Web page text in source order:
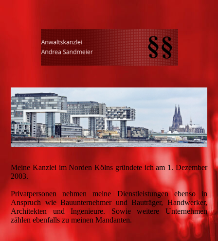
Meine Kanzlei im Norden Kölns gründete ich am 1. Dezember
2003.
Privatpersonen nehmen meine Dienstleistungen ebenso in
Anspruch wie Bauunternehmer und Bauträger, Handwerker,
Architekten und Ingenieure. Sowie weitere Unternehmen
zählen ebenfalls zu meinen Mandanten.